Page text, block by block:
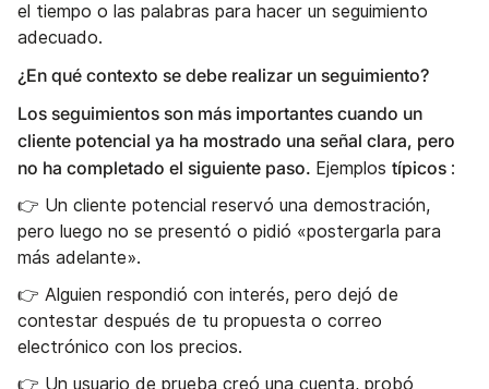
el tiempo o las palabras para hacer un seguimiento
adecuado.
¿En qué contexto se debe realizar un seguimiento?
Los seguimientos son más importantes cuando un
cliente potencial ya ha mostrado una señal clara, pero
no ha completado el siguiente paso. Ejemplos típicos :
👉 Un cliente potencial reservó una demostración,
pero luego no se presentó o pidió «postergarla para
más adelante».
👉 Alguien respondió con interés, pero dejó de
contestar después de tu propuesta o correo
electrónico con los precios.
👉 Un usuario de prueba creó una cuenta, probó